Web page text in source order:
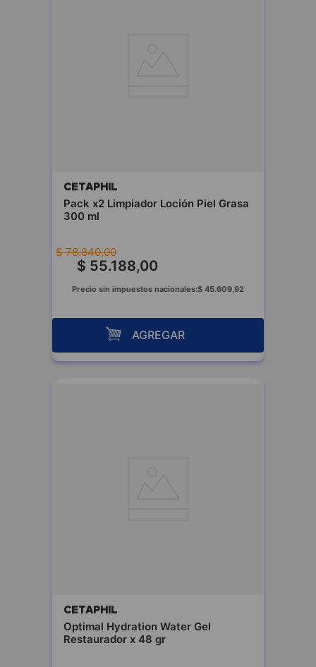
CETAPHIL
Pack x2 Limpiador Loción Piel Grasa
300 ml
$ 78.840,00
$ 55.188,00
Precio sin impuestos nacionales:$ 45.609 92
AGREGAR
CETAPHIL
Optimal Hydration Water Gel
Restaurador x 48 gr